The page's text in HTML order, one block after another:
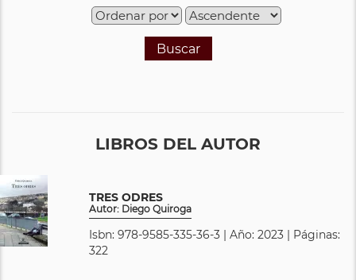
Buscar
LIBROS DEL AUTOR
TRES ODRES
Autor: Diego Quiroga
Isbn: 978-9585-335-36-3 | Año: 2023 | Páginas:
322